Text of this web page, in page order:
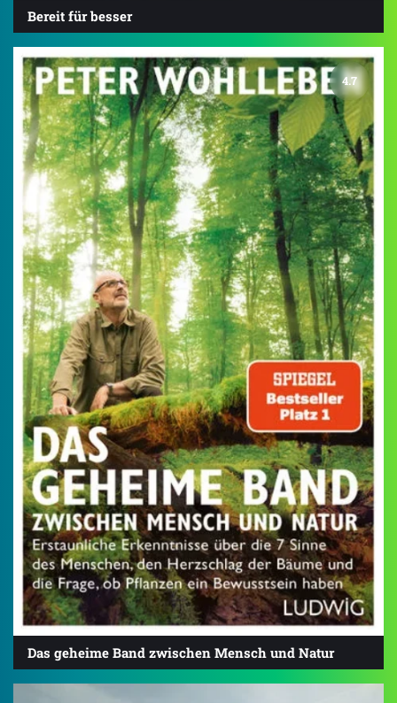
Bereit für besser
4.7
Das geheime Band zwischen Mensch und Natur